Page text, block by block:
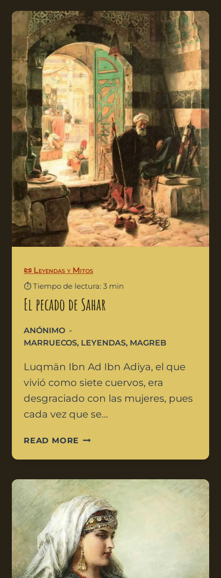
📜 Leyendas y Mitos
⏱️ Tiempo de lectura: 3 min
El pecado de Sahar
ANÓNIMO
MARRUECOS, LEYENDAS, MAGREB
Luqmän Ibn Ad Ibn Adiya, el que
vivió como siete cuervos, era
desgraciado con las mujeres, pues
cada vez que se…
READ MORE